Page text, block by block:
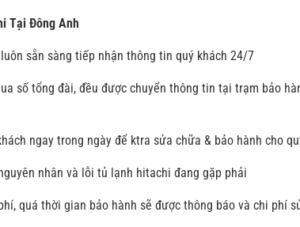
Tại Đông Anh
luôn sẵn sàng tiếp nhận thông tin quý khách 24/7
số tổng đài, đều được chuyển thông tin tại trạm bảo
ngay trong ngày để ktra sửa chữa & bảo hành cho
nhân và lỗi tủ lạnh hitachi đang gặp phải
quá thời gian bảo hành sẽ được thông báo và chi phí